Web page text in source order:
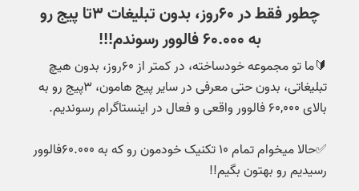
چطور فقط در ۶۰روز، بدون تبلیغات ۳تا پیج رو
به ۶۰.۰۰۰ فالوور رسوندم!!!
🔰ما تو مجموعه خودساخته، در کمتر از ۶۰روز، بدون هیچ
تبلیغاتی، بدون حتی معرفی در سایر پیج هامون، ۳پیج رو به
بالای ۶۰,۰۰۰ فالوور واقعی و فعال در اینستاگرام رسوندیم.
✅حالا میخوام تمام ۱۰ تکنیک‌ خودمون رو که به ۶۰.۰۰۰فالوور
رسیدیم رو بهتون بگیم!!